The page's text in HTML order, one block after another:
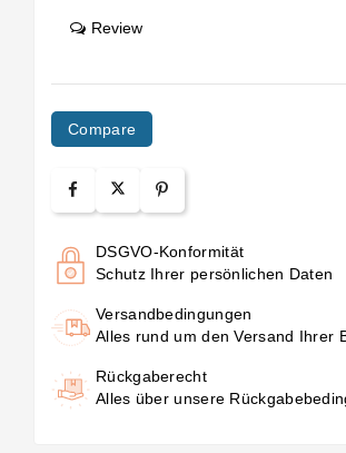
Review
Compare
DSGVO-Konformität
Schutz Ihrer persönlichen Daten
Versandbedingungen
Alles rund um den Versand Ihrer
Rückgaberecht
Alles über unsere